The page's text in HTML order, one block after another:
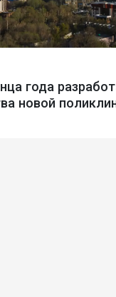
года
новой